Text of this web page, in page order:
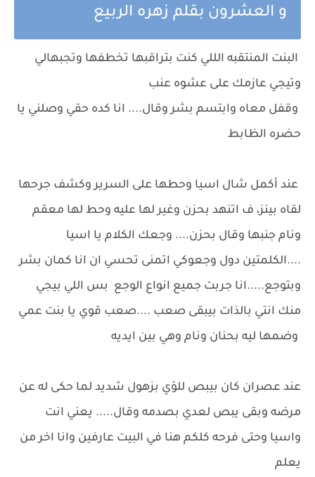
و العشرون بقلم زهره الربيع
البنت المنتقبه الللي كنت بتراقبها تخطفها وتجبهالي
وتيجي عازمك على عشوه عنب
وقفل معاه وابتسم بشر وقال.... انا كده حقي وصلني يا
حضره الظابط
عند أكمل شال اسيا وحطها على السرير وكشف جرحها
لقاه بينز، ف اتنهد بحزن وغير لها عليه وحط لها معقم
ونام جنبها وقال بحزن.... وجعك الكلام يا اسيا
....الكلمتين دول وجعوكي اتمنى تحسي ان انا كمان بشر
وبتوجع.....انا جربت جميع انواع الوجع بس اللي بيجي
منك انتي بالذات بيبقى صعب ....صعب قوي يا بنت عمي
وضمها ليه بحنان ونام وهي بين ايديه
عند عصران كان بيبص للؤي بزهول شديد لما حكى له عن
مرضه وبقى يبص لعدي بصدمه وقال..... يعني انت
واسيا وحتى فرحه كلكم هنا في البيت عارفين وانا اخر من
يعلم